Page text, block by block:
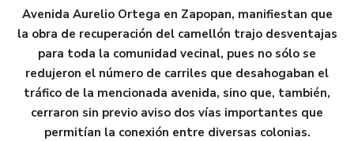
Avenida Aurelio Ortega en Zapopan, manifiestan que
la obra de recuperación del camellón trajo desventajas
para toda la comunidad vecinal, pues no sólo se
redujeron el número de carriles que desahogaban el
tráfico de la mencionada avenida, sino que, también,
cerraron sin previo aviso dos vías importantes que
permitían la conexión entre diversas colonias.